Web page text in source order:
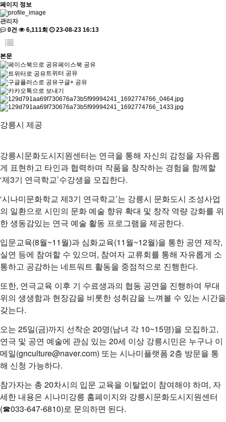
페이지 정보
관리자
0건
6,111회 23-08-23 16:13
본문
페이스북 공유
트위터 공유
구글+ 공유
강릉시 제공
강릉시문화도시지원센터는 연극을 통해 자신의 감정을 자유롭
게 표현하고 타인과 협력하며 작품을 창작하는 경험을 함께할
‘제3기 연극학교’수강생을 모집한다.
‘시나미문화학교 제3기 연극학교’는 강릉시 문화도시 조성사업
의 일환으로 시민의 문화 예술 향유 확대 및 창작 역량 강화를 위
한 생동감있는 연극 예술 활동 프로그램을 제공한다.
입문교육(8월~11월)과 심화교육(11월~12월)을 통한 공연 제작,
실연 등에 참여할 수 있으며, 참여자 교류회를 통해 자유롭게 소
통하고 공감하는 네트워트 활동을 중점적으로 진행한다.
또한, 연극교육 이후 기 수료생과의 협동 공연을 진행하여 무대
위의 생생함과 현장감을 비롯한 성취감을 느껴볼 수 있는 시간을
갖는다.
오는 25일(금)까지 선착순 20명(남녀 각 10~15명)을 모집하고,
연극 및 공연 예술에 관심 있는 20세 이상 강릉시민은 누구나 이
메일(gnculture@naver.com) 또는 시나미플랫폼 2층 방문을 통
해 신청 가능하다.
참가자는 총 20차시의 입문 교육을 이탈없이 참여해야 하며, 자
세한 내용은 시나미강릉 홈페이지와 강릉시문화도시지원센터
(☎033-647-6810)로 문의하면 된다.